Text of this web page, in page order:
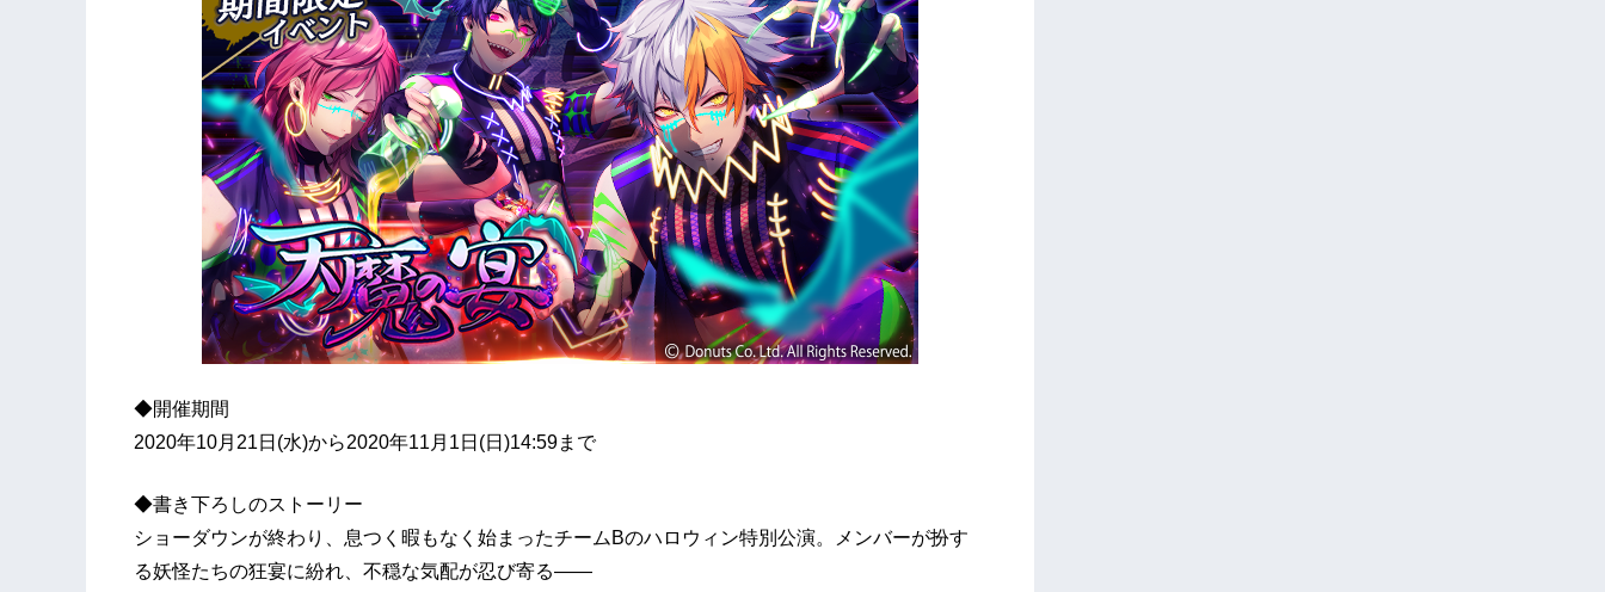
◆開催期間
2020年10月21日(水)から2020年11月1日(日)14:59まで
◆書き下ろしのストーリー
ショーダウンが終わり、息つく暇もなく始まったチームBのハロウィン特別公演。メンバーが扮す
る妖怪たちの狂宴に紛れ、不穏な気配が忍び寄る――